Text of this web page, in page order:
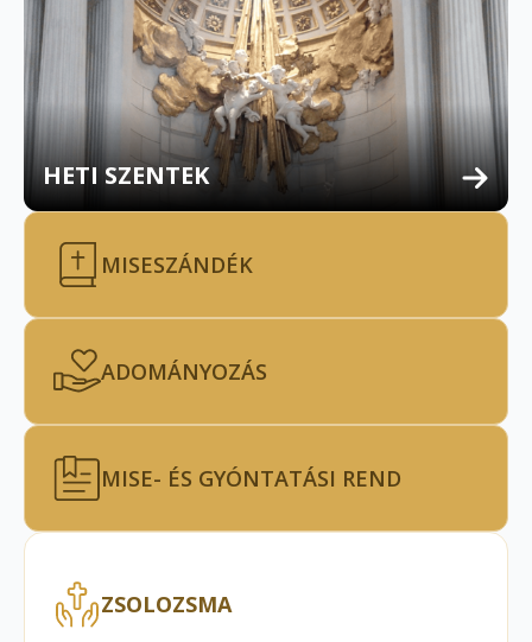
HETI SZENTEK
MISESZÁNDÉK
ADOMÁNYOZÁS
MISE- ÉS GYÓNTATÁSI REND
ZSOLOZSMA